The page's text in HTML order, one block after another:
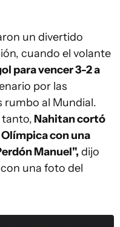
un divertido
cuando el volante
para vencer 3-2 a
por las
rumbo al Mundial.
tanto, Nahitan cortó
con una
Manuel", dijo
una foto del